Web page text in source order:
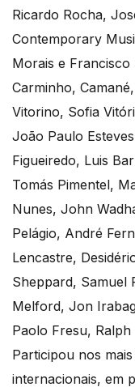
Ricardo Rocha,
Contemporary
Morais e
Carminho,
Vitorino, Sofia
João Paulo
Figueiredo, Luis
Tomás Pimentel,
Nunes, John
Pelágio, André
Lencastre,
Sheppard, Samuel
Melford, Jon
Paolo Fresu,
Participou nos
internacionais, em